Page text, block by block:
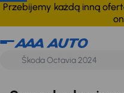
Przebijemy każdą inną
Hyundai Staria Anuluj